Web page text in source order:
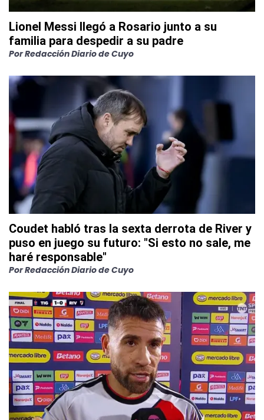
Lionel Messi llegó a Rosario junto a su
familia para despedir a su padre
PorRedacción Diario de Cuyo
Coudet habló tras la sexta derrota de River y
puso en juego su futuro: "Si esto no sale, me
haré responsable"
PorRedacción Diario de Cuyo